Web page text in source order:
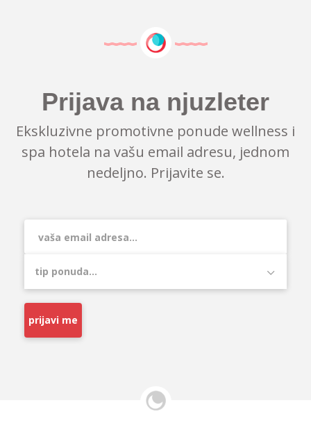
Prijava na njuzleter
Ekskluzivne promotivne ponude wellness i
spa hotela na vašu email adresu, jednom
nedeljno. Prijavite se.
prijavi me